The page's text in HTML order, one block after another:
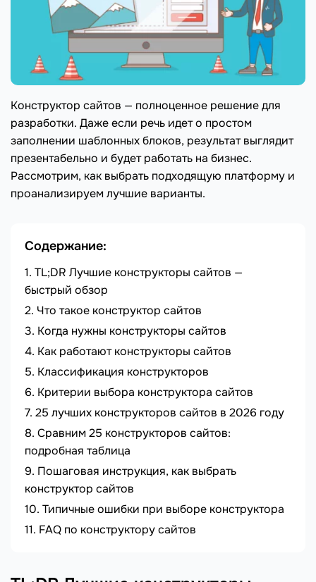
Конструктор сайтов — полноценное решение для
разработки. Даже если речь идет о простом
заполнении шаблонных блоков, результат выглядит
презентабельно и будет работать на бизнес.
Рассмотрим, как выбрать подходящую платформу и
проанализируем лучшие варианты.
Содержание:
TL;DR Лучшие конструкторы сайтов —
быстрый обзор
Что такое конструктор сайтов
Когда нужны конструкторы сайтов
Как работают конструкторы сайтов
Классификация конструкторов
Критерии выбора конструктора сайтов
25 лучших конструкторов сайтов в 2026 году
Сравним 25 конструкторов сайтов:
подробная таблица
Пошаговая инструкция, как выбрать
конструктор сайтов
Типичные ошибки при выборе конструктора
FAQ по конструктору сайтов